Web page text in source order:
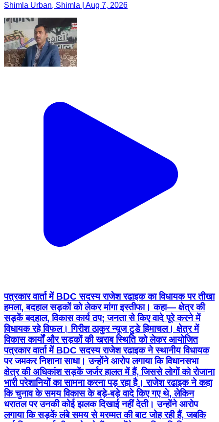
Shimla Urban, Shimla | Aug 7, 2026
पत्रकार वार्ता में BDC सदस्य राजेश रढाइक का विधायक पर तीखा
हमला, बदहाल सड़कों को लेकर मांगा इस्तीफा। कहा— क्षेत्र की
सड़कें बदहाल, विकास कार्य ठप; जनता से किए वादे पूरे करने में
विधायक रहे विफल। गिरीश ठाकुर न्यूज टुडे हिमाचल। क्षेत्र में
विकास कार्यों और सड़कों की खराब स्थिति को लेकर आयोजित
पत्रकार वार्ता में BDC सदस्य राजेश रढाइक ने स्थानीय विधायक
पर जमकर निशाना साधा। उन्होंने आरोप लगाया कि विधानसभा
क्षेत्र की अधिकांश सड़कें जर्जर हालत में हैं, जिससे लोगों को रोजाना
भारी परेशानियों का सामना करना पड़ रहा है। राजेश रढाइक ने कहा
कि चुनाव के समय विकास के बड़े-बड़े वादे किए गए थे, लेकिन
धरातल पर उनकी कोई झलक दिखाई नहीं देती। उन्होंने आरोप
लगाया कि सड़कें लंबे समय से मरम्मत की बाट जोह रही हैं, जबकि